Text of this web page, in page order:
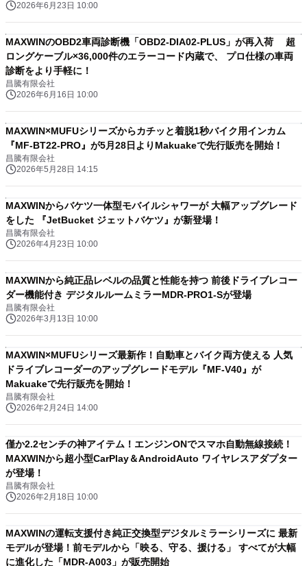
2026年6月23日 10:00
MAXWINのOBD2車両診断機「OBD2-DIA02-PLUS」が再入荷 超
ロングケーブル×36,000件のエラーコード内蔵で、 プロ仕様の車両
診断をより手軽に！
昌騰有限会社
2026年6月16日 10:00
MAXWIN×MUFUシリーズからカチッと着脱1秒バイク用インカム
『MF-BT22-PRO』が5月28日よりMakuakeで先行販売を開始！
昌騰有限会社
2026年5月28日 14:15
MAXWINからバケツ一体型モバイルシャワーが 大幅アップグレード
をした 『JetBucket ジェットバケツ』が新登場！
昌騰有限会社
2026年4月23日 10:00
MAXWINから純正品レベルの品質と性能を持つ 前後ドライブレコー
ダー機能付き デジタルルームミラーMDR-PRO1-Sが登場
昌騰有限会社
2026年3月13日 10:00
MAXWIN×MUFUシリーズ最新作！自動車とバイク両方使える 人気
ドライブレコーダーのアップグレードモデル『MF-V40』が
Makuakeで先行販売を開始！
昌騰有限会社
2026年2月24日 14:00
僅か2.2センチの神アイテム！エンジンONでスマホ自動無線接続！
MAXWINから超小型CarPlay＆AndroidAuto ワイヤレスアダプター
が登場！
昌騰有限会社
2026年2月18日 10:00
MAXWINの運転支援付き純正交換型デジタルミラーシリーズに 最新
モデルが登場！前モデルから「映る、守る、援ける」 すべてが大幅
に進化した「MDR-A003」が販売開始